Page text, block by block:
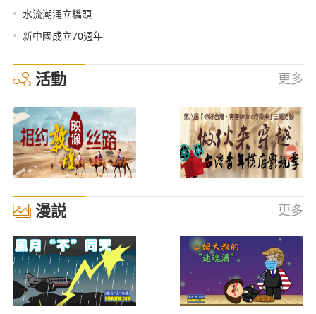
• 水流潮涌立橋頭
• 新中國成立70週年
活動 更多
漫説 更多